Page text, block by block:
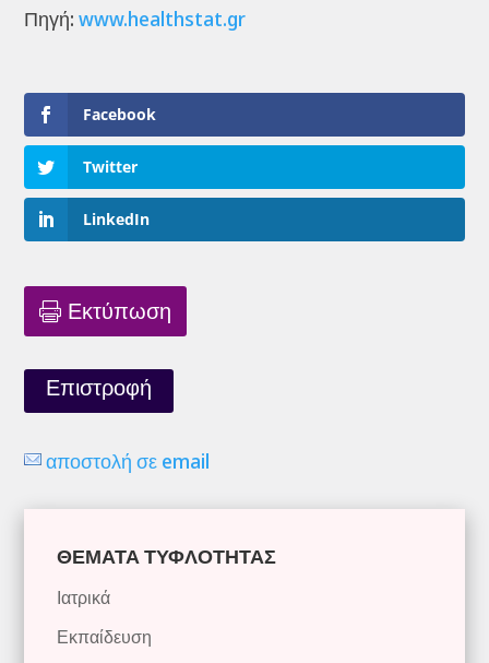
Πηγή:www.healthstat.gr
Facebook
Twitter
LinkedIn
Εκτύπωση
Επιστροφή
αποστολή σε email
ΘΕΜΑΤΑ ΤΥΦΛΟΤΗΤΑΣ
Ιατρικά
Εκπαίδευση